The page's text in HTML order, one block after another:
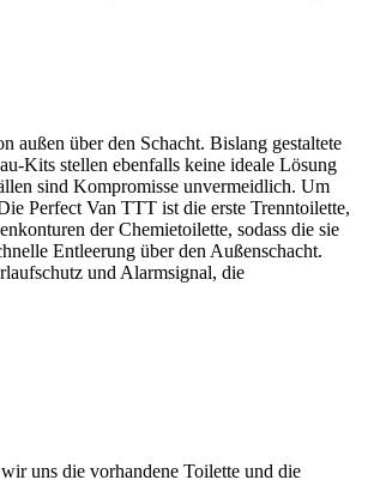
außen über den Schacht. Bislang gestaltete
Kits stellen ebenfalls keine ideale Lösung
sind Kompromisse unvermeidlich. Um
Perfect Van TTT ist die erste Trenntoilette,
der Chemietoilette, sodass die sie
Entleerung über den Außenschacht.
und Alarmsignal, die
uns die vorhandene Toilette und die